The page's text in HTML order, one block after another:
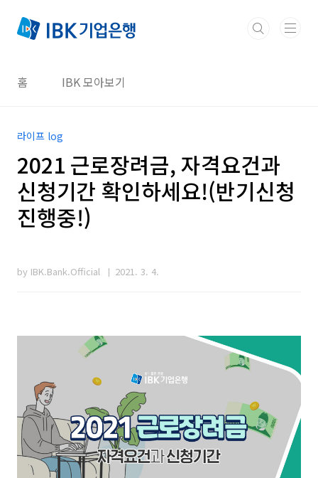
홈 IBK 모아보기
라이프 log
2021 근로장려금, 자격요건과
신청기간 확인하세요!(반기신청
진행중!)
by IBK.Bank.Official 2021. 3. 4.